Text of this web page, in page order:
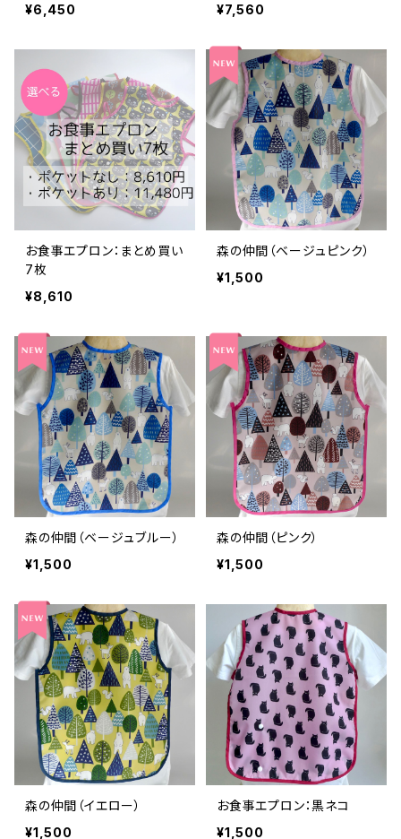
¥6,450
¥7,560
お食事エプロン：まとめ買い
7枚
¥8,610
森の仲間（ベージュピンク）
¥1,500
森の仲間（ベージュブルー）
¥1,500
森の仲間（ピンク）
¥1,500
森の仲間（イエロー）
¥1,500
お食事エプロン：黒ネコ
¥1,500